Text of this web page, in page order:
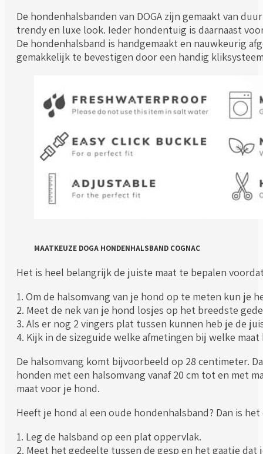
De hondenhalsbanden van DOGA zijn gemaakt van
trendy en luxe look. Ieder hondentuig is daarnaast
De hondenhalsband is handgemaakt en nauwkeurig
gemakkelijk te bevestigen door een handig
MAATKEUZE DOGA HONDENHALSBAND COGNAC
Het is heel belangrijk de juiste maat te bepalen
1. Om de halsomvang van je hond op te meten kun je
2. Meet de nek van je hond losjes op het breedste
3. Als er nog 2 vingers plat tussen kunnen heb je de
4. Kijk in de sizeguide welke afmetingen bij welke
De halsomvang komt bijvoorbeeld op 28 centimeter.
honden met een halsomvang vanaf 20 cm tot en met
maat voor je hond.
Heeft je hond al een oude hondenhalsband? Dan is
1. Leg de halsband op een plat oppervlak.
2. Meet het gedeelte tussen de gesp en het gaatje